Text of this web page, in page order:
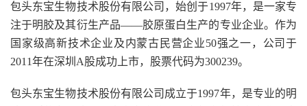
包头东宝生物技术股份有限公司，始创于1997年，是一家专
注于明胶及其衍生产品——胶原蛋白生产的专业企业。作为
国家级高新技术企业及内蒙古民营企业50强之一，公司于
2011年在深圳A股成功上市，股票代码为300239。
包头东宝生物技术股份有限公司成立于1997年，是专业的明